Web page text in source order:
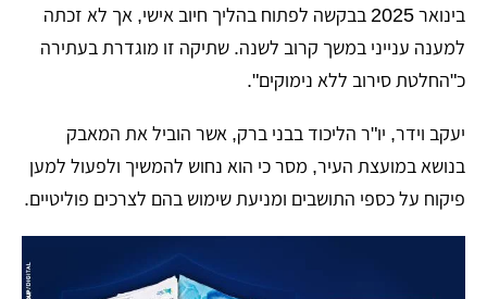
בינואר 2025 בבקשה לפתוח בהליך חיוב אישי, אך לא זכתה
למענה ענייני במשך קרוב לשנה. שתיקה זו מוגדרת בעתירה
כ"החלטת סירוב ללא נימוקים".
​יעקב וידר, יו"ר הליכוד בבני ברק, אשר הוביל את המאבק
בנושא במועצת העיר, מסר כי הוא נחוש להמשיך ולפעול למען
פיקוח על כספי התושבים ומניעת שימוש בהם לצרכים פוליטיים.